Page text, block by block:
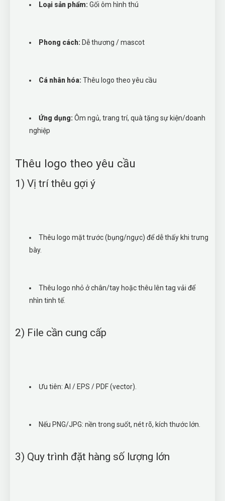
Loại sản phẩm: Gối ôm hình thú
Phong cách: Dễ thương / mascot
Cá nhân hóa: Thêu logo theo yêu cầu
Ứng dụng: Ôm ngủ, trang trí, quà tặng sự kiện/doanh
nghiệp
Thêu logo theo yêu cầu
1) Vị trí thêu gợi ý
Thêu logo mặt trước (bụng/ngực) để dễ thấy khi trưng
bày.
Thêu logo nhỏ ở chân/tay hoặc thêu lên tag vải để
nhìn tinh tế.
2) File cần cung cấp
Ưu tiên: AI / EPS / PDF (vector).
Nếu PNG/JPG: nền trong suốt, nét rõ, kích thước lớn.
3) Quy trình đặt hàng số lượng lớn